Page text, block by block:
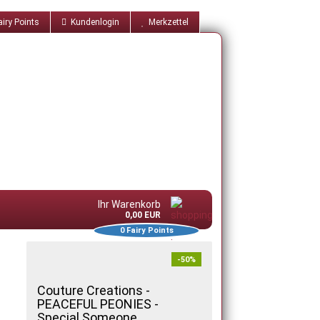
Points Kundenlogin Merkzettel
Ihr Warenkorb
0,00 EUR
0Fairy Points
-50%
Couture Creations -
PEACEFUL PEONIES -